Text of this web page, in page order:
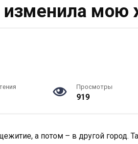
изменила мою
Просмотры
919
а потом – в другой город.